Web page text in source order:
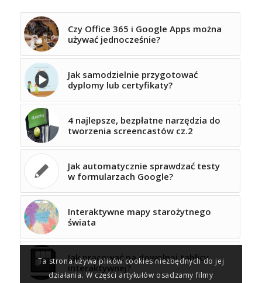
Czy Office 365 i Google Apps można
używać jednocześnie?
Jak samodzielnie przygotować
dyplomy lub certyfikaty?
4 najlepsze, bezpłatne narzędzia do
tworzenia screencastów cz.2
Jak automatycznie sprawdzać testy
w formularzach Google?
Interaktywne mapy starożytnego
świata
Jak pracować na dowolnej tablicy
interaktywnej?
Ta strona używa plików cookies niezbędnych do jej
działania. W części artykułów osadzamy filmy